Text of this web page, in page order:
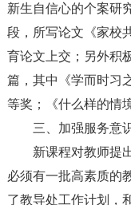
新生自信心的个案研
段，所写论文《家校
育论文上交；另外积
篇，其中《学而时习
等奖；《什么样的情
三、加强服务意
新课程对教师提
必须有一批高素质的
了教导处工作计划，